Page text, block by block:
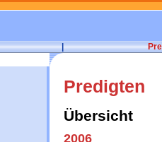
|
Predigten
Übersicht
2006